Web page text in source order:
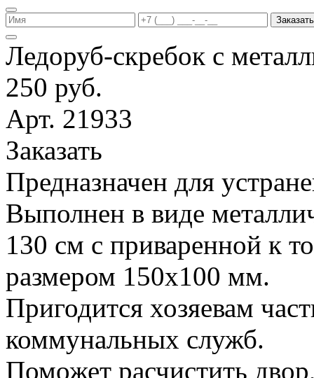
Заказать
Ледоруб-скребок с
250 руб.
Арт. 21933
Заказать
Предназначен для
Выполнен в виде
130 см с приваренной к
размером 150х100 мм.
Пригодится хозяевам
коммунальных служб.
Поможет расчистить